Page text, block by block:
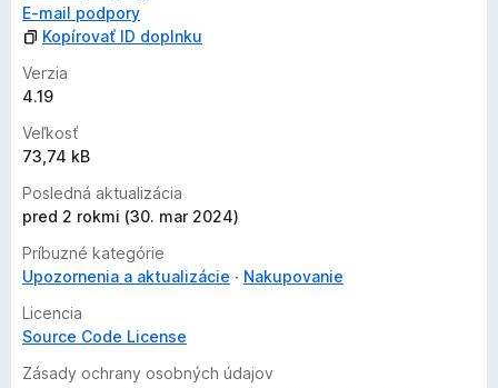
E‑mail podpory
Kopírovať ID doplnku
Verzia
4.19
Veľkosť
73,74 kB
Posledná aktualizácia
pred 2 rokmi (30. mar 2024)
Príbuzné kategórie
Upozornenia a aktualizácie
Nakupovanie
Licencia
Source Code License
Zásady ochrany osobných údajov